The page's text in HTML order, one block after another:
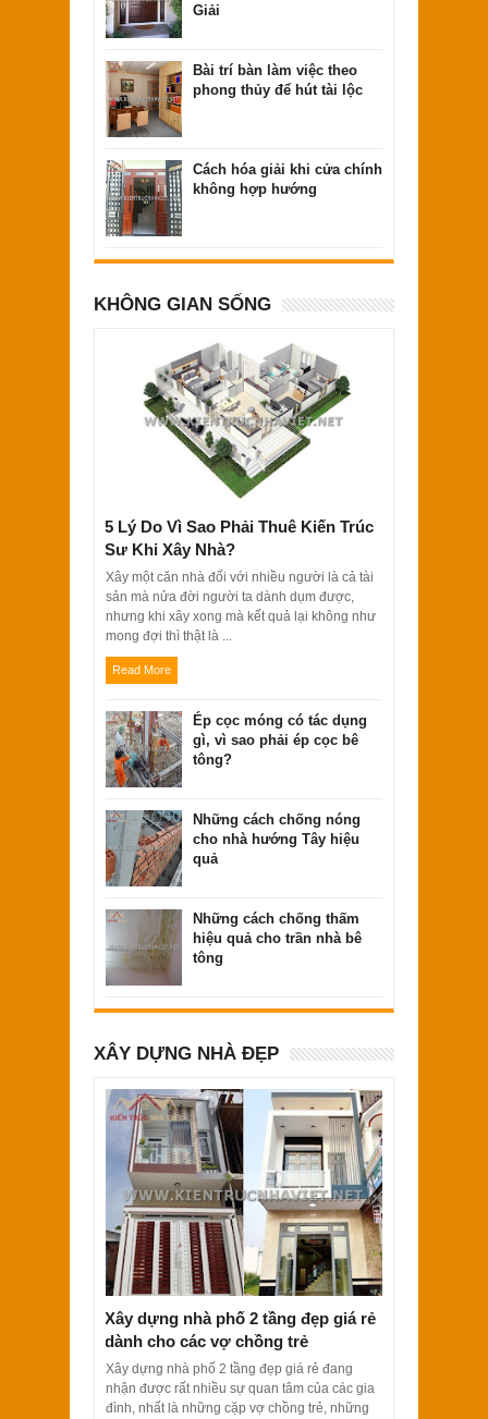
Giải
Bài trí bàn làm việc theo
phong thủy để hút tài lộc
Cách hóa giải khi cửa chính
không hợp hướng
KHÔNG GIAN SỐNG
5 Lý Do Vì Sao Phải Thuê Kiến Trúc
Sư Khi Xây Nhà?
Xây một căn nhà đối với nhiều người là cả tài
sản mà nửa đời người ta dành dụm được,
nhưng khi xây xong mà kết quả lại không như
mong đợi thì thật là ...
Read More
Ép cọc móng có tác dụng
gì, vì sao phải ép cọc bê
tông?
Những cách chống nóng
cho nhà hướng Tây hiệu
quả
Những cách chống thấm
hiệu quả cho trần nhà bê
tông
XÂY DỰNG NHÀ ĐẸP
Xây dựng nhà phố 2 tầng đẹp giá rẻ
dành cho các vợ chồng trẻ
Xây dựng nhà phố 2 tầng đẹp giá rẻ đang
nhận được rất nhiều sự quan tâm của các gia
đình, nhất là những cặp vợ chồng trẻ, những